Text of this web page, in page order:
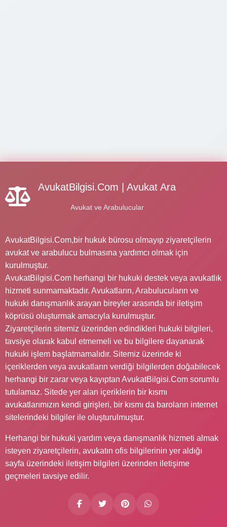
AvukatBilgisi.Com | Avukat Ara
Avukat ve Arabulucular
AvukatBilgisi.Com,bir hukuk bürosu olmayıp ziyaretçilerin
avukat ve arabulucu bulmasına yardımcı olmak için
kurulmuştur.
AvukatBilgisi.Com herhangi bir hukuki destek veya avukatlık
hizmeti sunmamaktadır. Avukatların, Arabulucuların ve
hukuki danışmanlık arayan bireyler arasında bir iletişim
köprüsü oluşturmak amacıyla kurulmuştur.
Ziyaretçilerin sitemiz üzerinden edindikleri hukuki bilgileri,
tavsiye olarak kabul etmemeli ve bu bilgilere dayanarak
hukuki işlem başlatmamalıdır. Sitemiz üzerinde ki
içeriklerden veya avukatların verdiği bilgilerden doğabilecek
herhangi bir zarar veya kayıptan AvukatBilgisi.Com sorumlu
tutulamaz. Sitede yer alan içeriklerin bir kısmı
avukatlarımızın kendi girişleri, bir kısmı da baroların internet
sitelerindeki bilgiler ile oluşturulmuştur.
Herhangi bir hukuki yardım veya danışmanlık hizmeti almak
isteyen ziyaretçilerin, avukatın ofis bilgilerinin yer aldığı
sayfa üzerindeki iletişim bilgileri üzerinden iletişime
geçmeleri tavsiye edilir.